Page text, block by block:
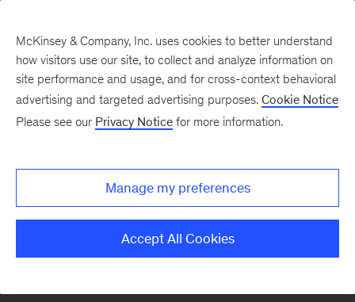
McKinsey & Company, Inc. uses cookies to better understand
how visitors use our site, to collect and analyze information on
site performance and usage, and for cross-context behavioral
advertising and targeted advertising purposes. Cookie Notice
Please see our Privacy Notice for more information.
Manage my preferences
Accept All Cookies